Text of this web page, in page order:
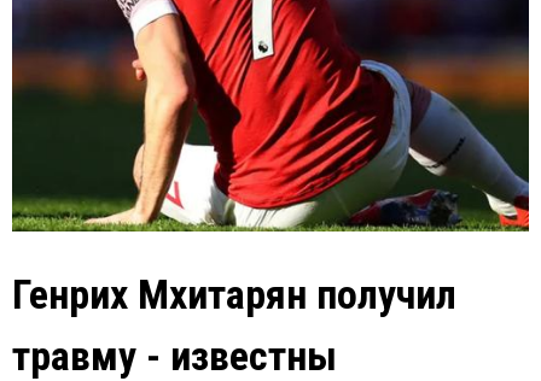
Генрих Мхитарян получил
травму - известны